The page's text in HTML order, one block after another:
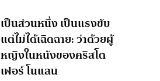
เป็นส่วนหนึ่ง เป็นแรงขับ
แต่ไม่ได้เฉิดฉาย: ว่าด้วยผู้
หญิงในหนังของคริสโต
เฟอร์ โนแลน